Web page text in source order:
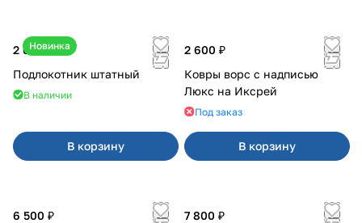
Новинка
2 600 ₽
Подлокотник штатный
В наличии
В корзину
2 600 ₽
Ковры ворс с надписью
Люкс на Иксрей
Под заказ
В корзину
6 500 ₽
7 800 ₽